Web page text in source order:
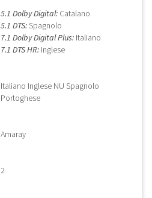
5.1 Dolby Digital: Catalano
5.1 DTS: Spagnolo
7.1 Dolby Digital Plus: Italiano
7.1 DTS HR: Inglese
Italiano Inglese NU Spagnolo
Portoghese
Amaray
2